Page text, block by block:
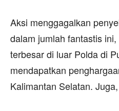
Aksi menggagalkan
dalam jumlah fantastis
terbesar di luar Polda di
mendapatkan
Kalimantan Selatan.